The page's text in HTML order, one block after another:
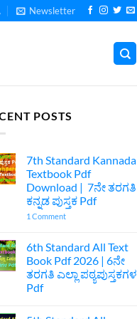
Newsletter
POSTS
7th Standard Kannada
Textbook Pdf
Download | 7ನೇ ತರಗತಿ
ಕನ್ನಡ ಪುಸ್ತಕ Pdf
1 Commenton
Kannada
Textbook
Pdf
Download
|
ಪುಸ್ತಕ
6th Standard All Text
Book Pdf 2026 | 6ನೇ
ತರಗತಿ ಎಲ್ಲಾ ಪಠ್ಯಪುಸ್ತಕಗಳ
Pdf